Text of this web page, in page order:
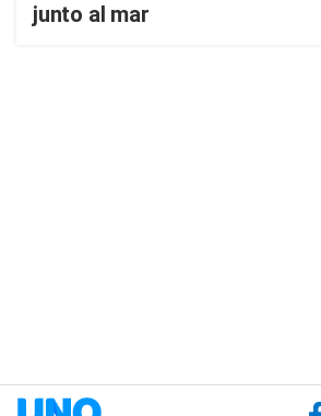
junto al mar